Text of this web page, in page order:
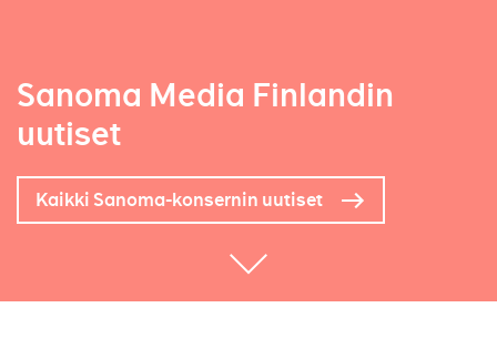
Sanoma Media Finlandin
uutiset
Kaikki Sanoma-konsernin uutiset